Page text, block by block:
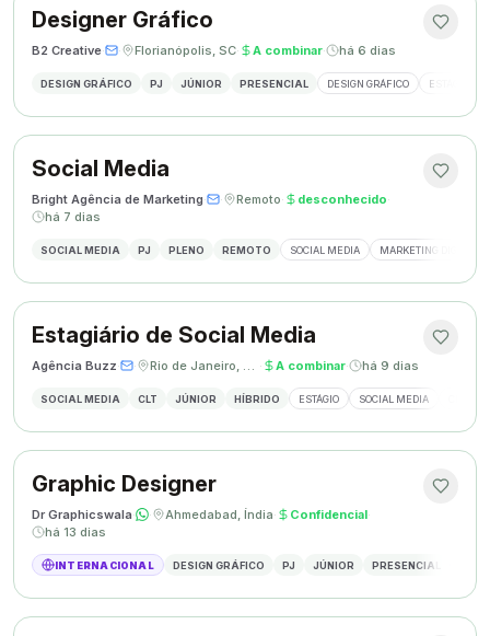
Designer Gráfico
B2 Creative· · Florianópolis, SC· A combinar· há 6 dias
DESIGN GRÁFICO PJ JÚNIOR PRESENCIAL DESIGN GRÁFICO ESTÁGIO
Social Media
Bright Agência de Marketing· · Remoto· desconhecido·
há 7 dias
SOCIAL MEDIA PJ PLENO REMOTO SOCIAL MEDIA MARKETING DIGITAL
Estagiário de Social Media
Agência Buzz· · Rio de Janeiro, Brasil · A combinar· há 9 dias
SOCIAL MEDIA CLT JÚNIOR HÍBRIDO ESTÁGIO SOCIAL MEDIA
Graphic Designer
Dr Graphicswala· · Ahmedabad, Índia· Confidencial·
há 13 dias
INTERNACIONAL DESIGN GRÁFICO PJ JÚNIOR PRESENCIAL